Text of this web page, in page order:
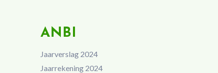
ANBI
Jaarverslag 2024
Jaarrekening 2024